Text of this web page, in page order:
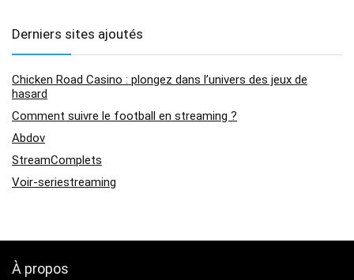
Derniers sites ajoutés
Chicken Road Casino : plongez dans l’univers des jeux de
hasard
Comment suivre le football en streaming ?
Abdov
StreamComplets
Voir-seriestreaming
À propos